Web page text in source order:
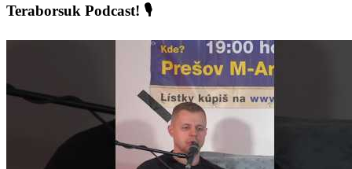
Teraborsuk Podcast! 🎙️